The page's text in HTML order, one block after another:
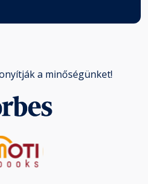
a minőségünket!